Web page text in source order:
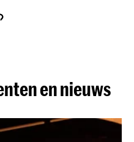
en nieuws